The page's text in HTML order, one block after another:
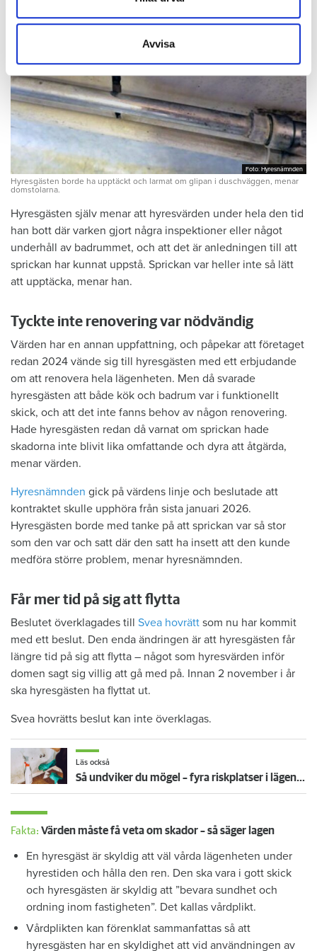
samlat in när du har använt deras tjänster.
Avvisa
Foto: Hyresnämnden
Foto: Hyresnämnden
Hyresgästen borde ha upptäckt och larmat om glipan i duschväggen, menar
domstolarna.
Hyresgästen själv menar att hyresvärden under hela den tid
han bott där varken gjort några inspektioner eller något
underhåll av badrummet, och att det är anledningen till att
sprickan har kunnat uppstå. Sprickan var heller inte så lätt
att upptäcka, menar han.
Tyckte inte renovering var nödvändig
Värden har en annan uppfattning, och påpekar att företaget
redan 2024 vände sig till hyresgästen med ett erbjudande
om att renovera hela lägenheten. Men då svarade
hyresgästen att både kök och badrum var i funktionellt
skick, och att det inte fanns behov av någon renovering.
Hade hyresgästen redan då varnat om sprickan hade
skadorna inte blivit lika omfattande och dyra att åtgärda,
menar värden.
Hyresnämnden gick på värdens linje och beslutade att
kontraktet skulle upphöra från sista januari 2026.
Hyresgästen borde med tanke på att sprickan var så stor
som den var och satt där den satt ha insett att den kunde
medföra större problem, menar hyresnämnden.
Får mer tid på sig att flytta
Beslutet överklagades till Svea hovrätt som nu har kommit
med ett beslut. Den enda ändringen är att hyresgästen får
längre tid på sig att flytta – något som hyresvärden inför
domen sagt sig villig att gå med på. Innan 2 november i år
ska hyresgästen ha flyttat ut.
Svea hovrätts beslut kan inte överklagas.
Läs också
Så undviker du mögel – fyra riskplatser i lägenheten: ”Måste städa bort”
Fakta: Värden måste få veta om skador – så säger lagen
En hyresgäst är skyldig att väl vårda lägenheten under
hyrestiden och hålla den ren. Den ska vara i gott skick
och hyresgästen är skyldig att ”bevara sundhet och
ordning inom fastigheten”. Det kallas vårdplikt.
Vårdplikten kan förenklat sammanfattas så att
hyresgästen har en skyldighet att vid användningen av